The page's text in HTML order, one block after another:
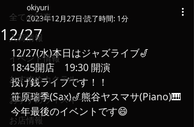
全ての記事
入荷情報
イベント情報
おすすめカクテル
おすすめウィスキー
お店情報
12/27
okiyuri
2023年12月27日 読了時間: 1分
12/27(水)本日はジャズライブ🎷
18:45開店　19:30 開演
投げ銭ライブです！！
笹原瑞季(Sax)🎷熊谷ヤスマサ(Piano)🎹
今年最後のイベントです😄